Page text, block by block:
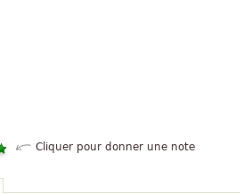
Cliquer pour donner une note